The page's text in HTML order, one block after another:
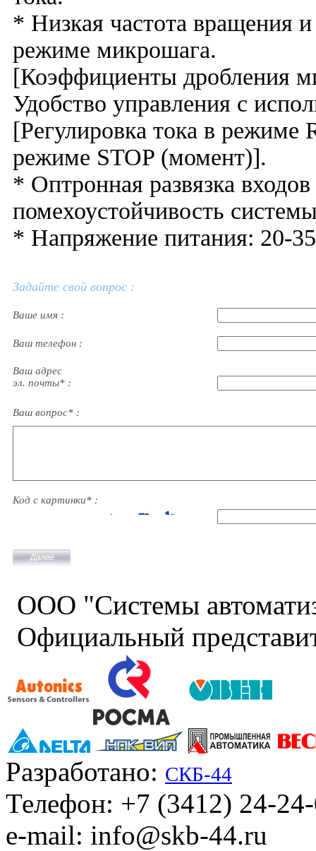
* Низкая частота вращения
режиме микрошага.
[Коэффициенты дробления
Удобство управления с
[Регулировка тока в режиме
режиме STOP (момент)].
* Оптронная развязка
помехоустойчивость
* Напряжение питания: 20-
Задайте свой вопрос :
Ваше имя :
Ваш телефон :
Ваш адрес
эл. почты* :
Ваш вопрос* :
Код с картинки* :
ООО "Системы
Официальный
Разработано: СКБ-44
Телефон: +7 (3412) 24-
e-mail: info@skb-44.ru